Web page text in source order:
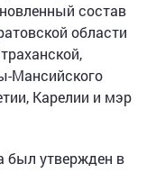
состав
области
Мансийского
Карелии и мэр
был утвержден в